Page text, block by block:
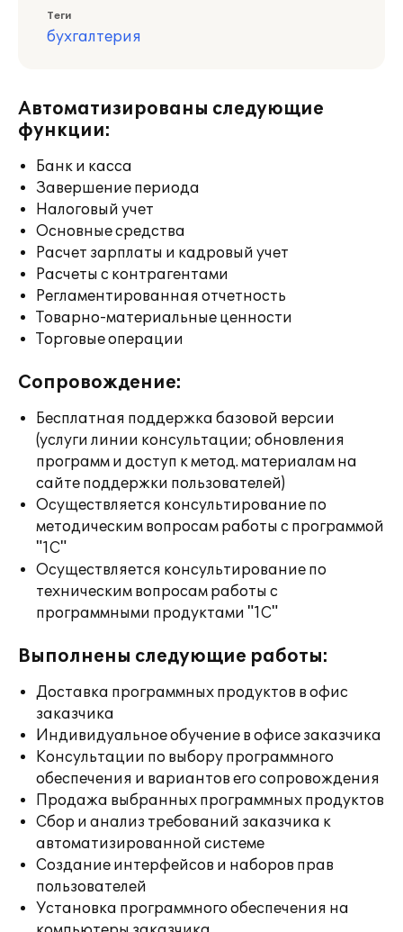
Теги
бухгалтерия
Автоматизированы следующие
функции:
Банк и касса
Завершение периода
Налоговый учет
Основные средства
Расчет зарплаты и кадровый учет
Расчеты с контрагентами
Регламентированная отчетность
Товарно-материальные ценности
Торговые операции
Сопровождение:
Бесплатная поддержка базовой версии
(услуги линии консультации; обновления
программ и доступ к метод. материалам на
сайте поддержки пользователей)
Осуществляется консультирование по
методическим вопросам работы с программой
"1С"
Осуществляется консультирование по
техническим вопросам работы с
программными продуктами "1С"
Выполнены следующие работы:
Доставка программных продуктов в офис
заказчика
Индивидуальное обучение в офисе заказчика
Консультации по выбору программного
обеспечения и вариантов его сопровождения
Продажа выбранных программных продуктов
Сбор и анализ требований заказчика к
автоматизированной системе
Создание интерфейсов и наборов прав
пользователей
Установка программного обеспечения на